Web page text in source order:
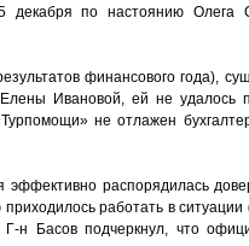
по настоянию Олега
финансового года),
Ивановой, ей не удалось
не отлажен
эффективно распорядилась
работать в
н Басов подчеркнул, что